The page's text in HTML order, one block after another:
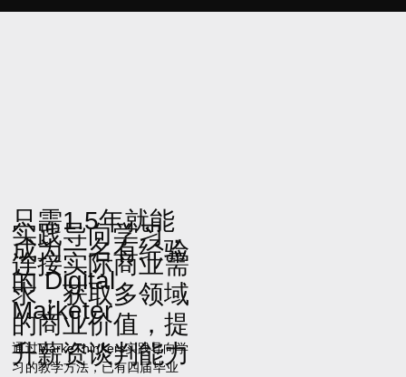
只需1.5年就能
成为一名有经验
的 Digital
Marketer
通过MarkeThinkers实践导向学
习的教学方法，已有四届毕业
实践导向学习，
连接实际商业需
求，获取多领域
的商业价值，提
升薪资谈判能力